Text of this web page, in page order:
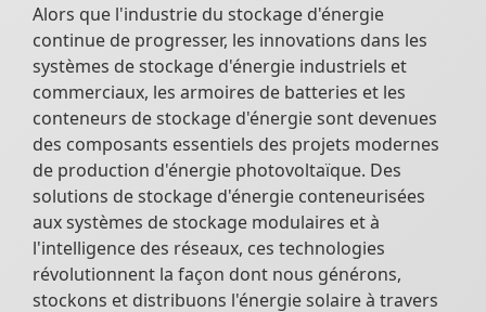
Alors que l'industrie du stockage d'énergie
continue de progresser, les innovations dans les
systèmes de stockage d'énergie industriels et
commerciaux, les armoires de batteries et les
conteneurs de stockage d'énergie sont devenues
des composants essentiels des projets modernes
de production d'énergie photovoltaïque. Des
solutions de stockage d'énergie conteneurisées
aux systèmes de stockage modulaires et à
l'intelligence des réseaux, ces technologies
révolutionnent la façon dont nous générons,
stockons et distribuons l'énergie solaire à travers